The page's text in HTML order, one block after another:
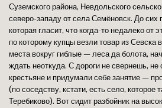
Суземского района, Невдольского
северо-западу от села Семёновск. До сих
которая гласит, что когда-то недалеко от
по которому купцы везли товар из Севска
места вокруг гиблые — леса да болота,
ждать неоткуда. С дороги не свернешь,
крестьяне и придумали себе занятие —
(по соседству, кстати, есть село, которое
Теребиково). Вот сидит разбойник на